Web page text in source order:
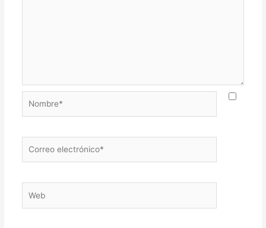
electrónico*